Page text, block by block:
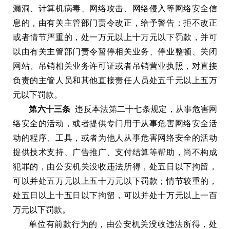
漏洞
计算机病毒 网络攻击
网络侵入等网络安全信
息的 ， 由有关主管部门责令改正 ，给予警告 ； 拒不改正
或者情节严重的 ， 处一万元以上十万元以下罚款 ，并可
以由有关主管部门责令暂停相关业务
、停业整顿
关闭
网站
吊销相关业务许可证或者吊销营业执照 ， 对直接
负责的主管人员和其他直接责任人员处五千元以上五万
元以下罚款。
第六十三条 违反本法第二十七条规定 ， 从事危害网
络安全的活动 ，或者提供专门用于从事危害网络安全活
动的程序
工具 ， 或者为他人从事危害网络安全的活动
提供技术支持
广告推广 、支付结算等帮助 ， 尚不构成
犯罪的 ， 由公安机关没收违法所得 ， 处五日以下拘留 ，
可以并处五万元以上五十万元以下罚款 ；情节较重的 ，
处五日以上十五日以下拘留 ， 可以并处十万元以上一百
万元以下罚款。
单位有前款行为的 ， 由公安机关没收违法所得 ，处